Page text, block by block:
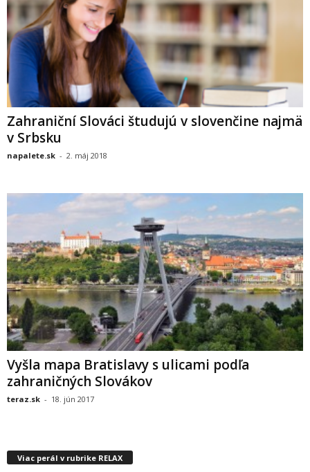
Zahraniční Slováci študujú v slovenčine najmä
v Srbsku
napalete.sk - 2. máj 2018
Vyšla mapa Bratislavy s ulicami podľa
zahraničných Slovákov
teraz.sk - 18. jún 2017
Viac perál v rubrike RELAX